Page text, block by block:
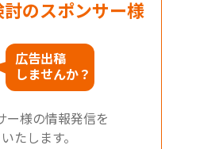
のスポンサー様
広告出稿
しませんか？
ー様の情報発信を
たします。